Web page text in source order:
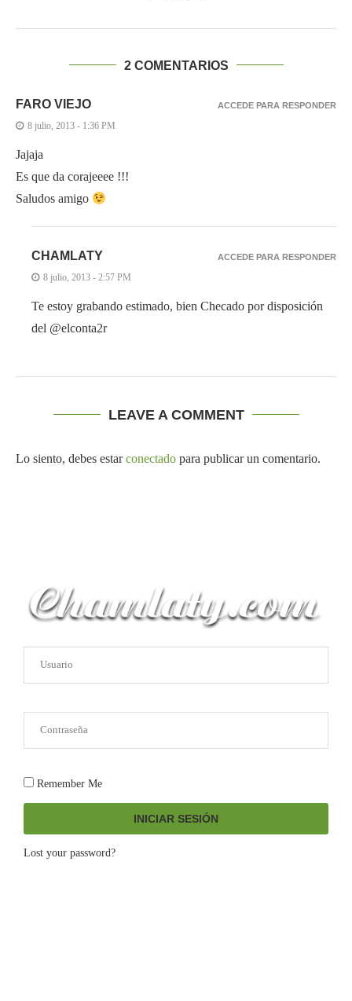
2 COMENTARIOS
FARO VIEJO
8 julio, 2013 - 1:36 PM
Jajaja
Es que da corajeeee !!!
Saludos amigo
ACCEDE PARA RESPONDER
CHAMLATY
8 julio, 2013 - 2:57 PM
Te estoy grabando estimado, bien Checado por disposición
del @elconta2r
ACCEDE PARA RESPONDER
LEAVE A COMMENT
Lo siento, debes estarconectado para publicar un comentario.
Remember Me
INICIAR SESIÓN
Lost your password?